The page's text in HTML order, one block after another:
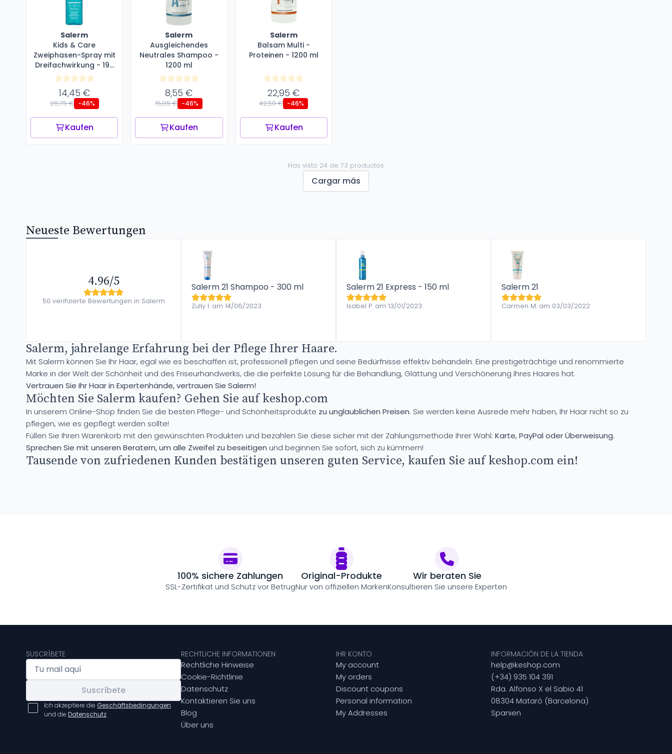
Salerm
Kids & Care
Zweiphasen-Spray mit
Dreifachwirkung - 190
ml
14,45 €
26,75 € -46%
Kaufen
Salerm
Ausgleichendes
Neutrales Shampoo -
1200 ml
8,55 €
15,85 € -46%
Kaufen
Salerm
Balsam Multi -
Proteinen - 1200 ml
22,95 €
42,50 € -46%
Kaufen
Has visto 24 de 73 productos
Cargar más
Neueste Bewertungen
4.96/5
50 verifizierte Bewertungen in Salerm
Salerm 21 Shampoo - 300 ml
Zully I. am 14/06/2023
Salerm 21 Express - 150 ml
Isabel P. am 13/01/2023
Salerm 21
Carmen M. am 03/03/2022
Salerm, jahrelange Erfahrung bei der Pflege Ihrer Haare.
Mit Salerm können Sie Ihr Haar, egal wie es beschaffen ist, professionell pflegen und seine Bedürfnisse effektiv behandeln. Eine prestigeträchtige und renommierte
Marke in der Welt der Schönheit und des Friseurhandwerks, die die perfekte Lösung für die Behandlung, Glättung und Verschönerung Ihres Haares hat.
Vertrauen Sie Ihr Haar in Expertenhände, vertrauen Sie Salerm!
Möchten Sie Salerm kaufen? Gehen Sie auf keshop.com
In unserem Online-Shop finden Sie die besten Pflege- und Schönheitsprodukte zu unglaublichen Preisen. Sie werden keine Ausrede mehr haben, Ihr Haar nicht so zu
pflegen, wie es gepflegt werden sollte!
Füllen Sie Ihren Warenkorb mit den gewünschten Produkten und bezahlen Sie diese sicher mit der Zahlungsmethode Ihrer Wahl: Karte, PayPal oder Überweisung.
Sprechen Sie mit unseren Beratern, um alle Zweifel zu beseitigen und beginnen Sie sofort, sich zu kümmern!
Tausende von zufriedenen Kunden bestätigen unseren guten Service, kaufen Sie auf keshop.com ein!
100% sichere Zahlungen
SSL-Zertifikat und Schutz vor Betrug
Original-Produkte
Nur von offiziellen Marken
Wir beraten Sie
Konsultieren Sie unsere Experten
SUSCRÍBETE
Suscríbete
Ich akzeptiere die Geschäftsbedingungen
und die Datenschutz
RECHTLICHE INFORMATIONEN
Rechtliche Hinweise
Cookie-Richtlinie
Datenschutz
Kontaktieren Sie uns
Blog
Über uns
IHR KONTO
My account
My orders
Discount coupons
Personal information
My Addresses
INFORMACIÓN DE LA TIENDA
help@keshop.com
(+34) 935 104 391
Rda. Alfonso X el Sabio 41
08304 Mataró (Barcelona)
Spanien